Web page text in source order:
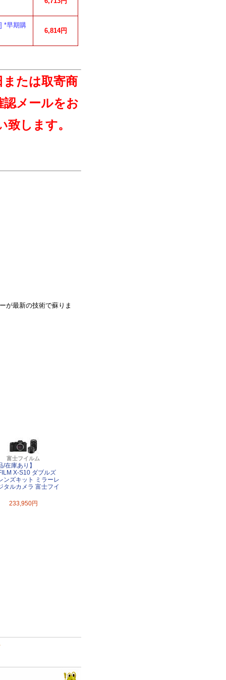
*早期購
6,814円
たは取寄商
認メールをお
します。
が最新の技術で蘇りま
富士フイルム
/在庫あり】
X-S10 ダブルズ
ンズキット ミラーレ
タルカメラ 富士フイ
233,950円